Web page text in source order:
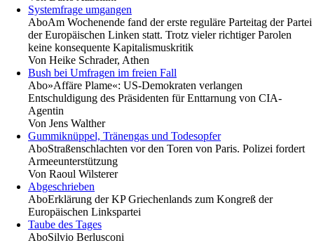
Systemfrage umgangen
AboAm Wochenende fand der erste reguläre Parteitag der Partei
der Europäischen Linken statt. Trotz vieler richtiger Parolen
keine konsequente Kapitalismuskritik
Von Heike Schrader, Athen
Bush bei Umfragen im freien Fall
Abo»Affäre Plame«: US-Demokraten verlangen
Entschuldigung des Präsidenten für Enttarnung von CIA-
Agentin
Von Jens Walther
Gummiknüppel, Tränengas und Todesopfer
AboStraßenschlachten vor den Toren von Paris. Polizei fordert
Armeeunterstützung
Von Raoul Wilsterer
Abgeschrieben
AboErklärung der KP Griechenlands zum Kongreß der
Europäischen Linkspartei
Taube des Tages
AboSilvio Berlusconi